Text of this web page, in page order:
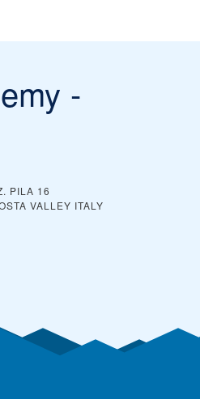
-
PILA 16
VALLEY ITALY